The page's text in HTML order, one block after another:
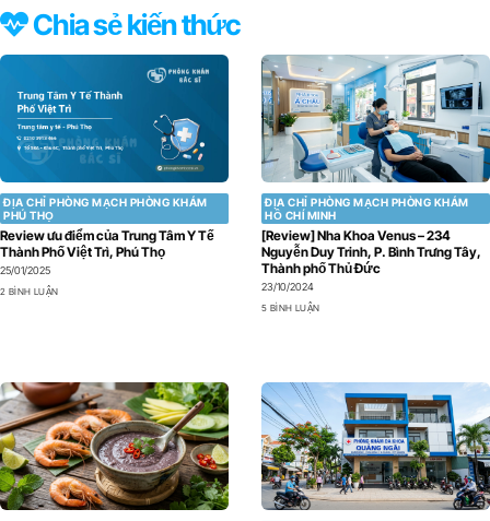
Chia sẻ kiến thức
ĐỊA CHỈ PHÒNG MẠCH PHÒNG KHÁM
PHÚ THỌ
Review ưu điểm của Trung Tâm Y Tế
Thành Phố Việt Trì, Phú Thọ
25/01/2025
2 BÌNH LUẬN
ĐỊA CHỈ PHÒNG MẠCH PHÒNG KHÁM
HỒ CHÍ MINH
[Review] Nha Khoa Venus – 234
Nguyễn Duy Trinh, P. Bình Trưng Tây,
Thành phố Thủ Đức
23/10/2024
5 BÌNH LUẬN